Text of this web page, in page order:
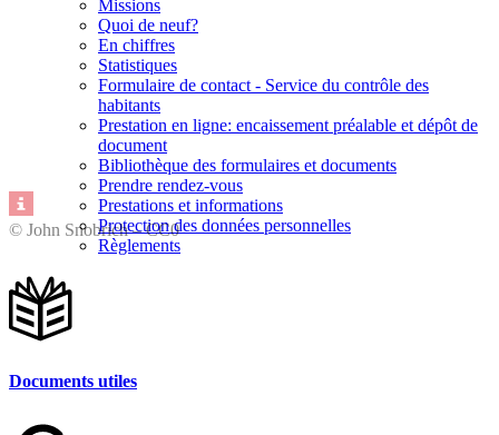
© John Snobrich – CC0
Missions
Quoi de neuf?
En chiffres
Statistiques
Formulaire de contact - Service du contrôle des
habitants
Prestation en ligne: encaissement préalable et dépôt de
document
Bibliothèque des formulaires et documents
Prendre rendez-vous
Prestations et informations
Protection des données personnelles
Règlements
Documents utiles